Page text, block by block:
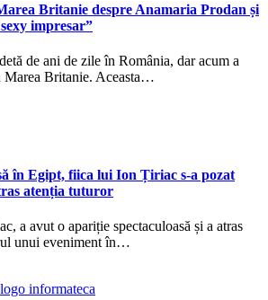
Britanie despre Anamaria Prodan și
impresar”
de ani de zile în România, dar acum a
Marea Britanie. Aceasta…
în Egipt, fiica lui Ion Țiriac s-a pozat
atenția tuturor
a avut o apariție spectaculoasă și a atras
unui eveniment în…